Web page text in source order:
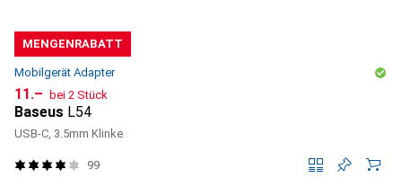
MENGENRABATT
Mobilgerät Adapter
CHF
11.– bei 2 Stück
Baseus L54
USB-C, 3.5mm Klinke
99